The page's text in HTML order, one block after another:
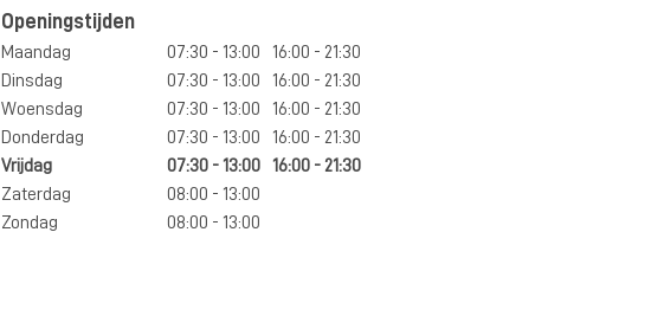
Openingstijden
Maandag 07:30 - 13:00
16:00 - 21:30
Dinsdag
07:30 - 13:00
16:00 - 21:30
Woensdag
07:30 - 13:00
16:00 - 21:30
Donderdag
07:30 - 13:00
16:00 - 21:30
Vrijdag
07:30 - 13:00
16:00 - 21:30
Zaterdag
08:00 - 13:00
Zondag
08:00 - 13:00